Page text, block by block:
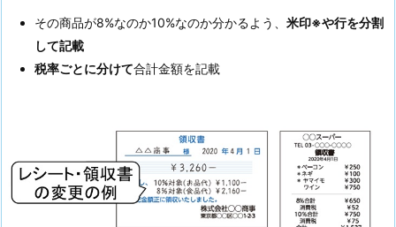
その商品が8%なのか10%なのか分かるよう、 米印※や行を分割
して記載
税率ごとに分けて合計金額を記載